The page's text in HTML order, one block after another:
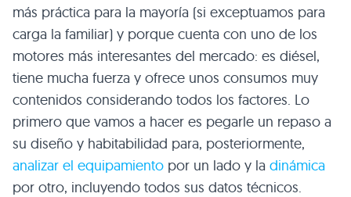
más práctica para la mayoría (si exceptuamos para
carga la familiar) y porque cuenta con uno de los
motores más interesantes del mercado: es diésel,
tiene mucha fuerza y ofrece unos consumos muy
contenidos considerando todos los factores. Lo
primero que vamos a hacer es pegarle un repaso a
su diseño y habitabilidad para, posteriormente,
analizar el equipamiento por un lado y la dinámica
por otro, incluyendo todos sus datos técnicos.